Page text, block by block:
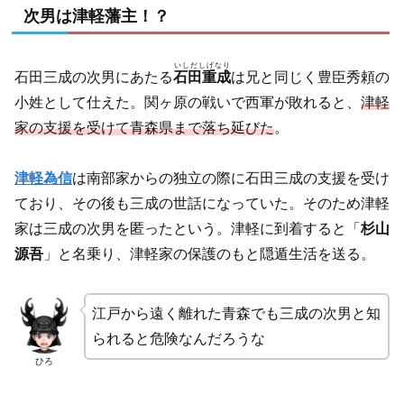
次男は津軽藩主！？
石田三成の次男にあたる石田重成
いしだしげなり
は兄と同じく豊臣秀頼の
小姓として仕えた。関ヶ原の戦いで西軍が敗れると、 津軽
家の支援を受けて青森県まで落ち延びた。
津軽為信は南部家からの独立の際に石田三成の支援を受け
ており、その後も三成の世話になっていた。そのため津軽
家は三成の次男を匿ったという。津軽に到着すると「 杉山
源吾 」と名乗り、津軽家の保護のもと隠遁生活を送る。
ひろ
江戸から遠く離れた青森でも三成の次男と知
られると危険なんだろうな